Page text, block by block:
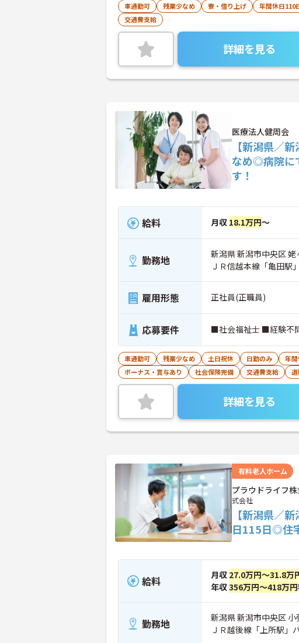
車通勤可 残業少なめ 寮・借り上げ 年間休日110
交通費支給
詳細を見る
医療法人健周会
【新潟県／
なめ◎病院に
す！
給料 月収 18.1万円～
勤務地
新潟県 新潟市中央区
ＪＲ信越本線「亀田駅
雇用形態 正社員(正職員)
応募要件 ■社会福祉士 ■経験不
車通勤可 残業少なめ 土日祝休 日勤のみ 年
ボーナス・賞与あり
社会保険完備 交通費支給
詳細を見る
有料老人ホーム
プラウドライフ
式会社
【新潟県／
日115日◎住
給料 月収 27.0万円～31.8万
年収356万円～418万円
勤務地
新潟県 新潟市中央区
ＪＲ越後線「上所駅」